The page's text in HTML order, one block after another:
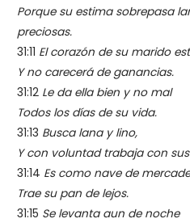
Porque su estima sobrepasa
preciosas.
31:11 El corazón de su marido
Y no carecerá de ganancias.
31:12 Le da ella bien y no mal
Todos los días de su vida.
31:13 Busca lana y lino,
Y con voluntad trabaja con
31:14 Es como nave de
Trae su pan de lejos.
31:15 Se levanta aun de noche